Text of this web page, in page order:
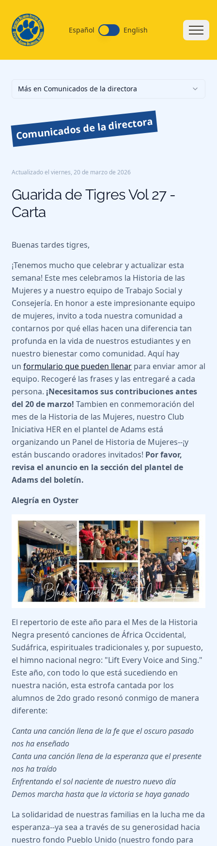
Español English
Más en Comunicados de la directora
Comunicados de la directora
Actualizado el viernes, 20 de marzo de 2026
Guarida de Tigres Vol 27 -
Carta
Buenas tardes tigres,
¡Tenemos mucho que celebrar y actualizar esta
semana! Este mes celebramos la Historia de las
Mujeres y a nuestro equipo de Trabajo Social y
Consejería. En honor a este impresionante equipo
de mujeres, invito a toda nuestra comunidad a
contarnos por qué ellas hacen una diferencia tan
profunda en la vida de nuestros estudiantes y en
nuestro bienestar como comunidad. Aquí hay
un formulario que pueden llenar para enviar amor al
equipo. Recogeré las frases y las entregaré a cada
persona. ¡Necesitamos sus contribuciones antes
del 20 de marzo! Tambien en conmemoración del
mes de la Historia de las Mujeres, nuestro Club
Iniciativa HER en el plantel de Adams está
organizando un Panel de Historia de Mujeres--¡y
están buscando oradores invitados! Por favor,
revisa el anuncio en la sección del plantel de
Adams del boletín.
Alegría en Oyster
El repertorio de este año para el Mes de la Historia
Negra presentó canciones de África Occidental,
Sudáfrica, espirituales tradicionales y, por supuesto,
el himno nacional negro: "Lift Every Voice and Sing."
Este año, con todo lo que está sucediendo en
nuestra nación, esta estrofa cantada por los
alumnos de 2do grado resonó conmigo de manera
diferente:
Canta una canción llena de la fe que el oscuro pasado
nos ha enseñado
Canta una canción llena de la esperanza que el presente
nos ha traído
Enfrentando el sol naciente de nuestro nuevo día
Demos marcha hasta que la victoria se haya ganado
La solidaridad de nuestras familias en la lucha me da
esperanza--ya sea a través de su generosidad hacia
nuestro fondo Pueblo Unido (nuestro fondo para